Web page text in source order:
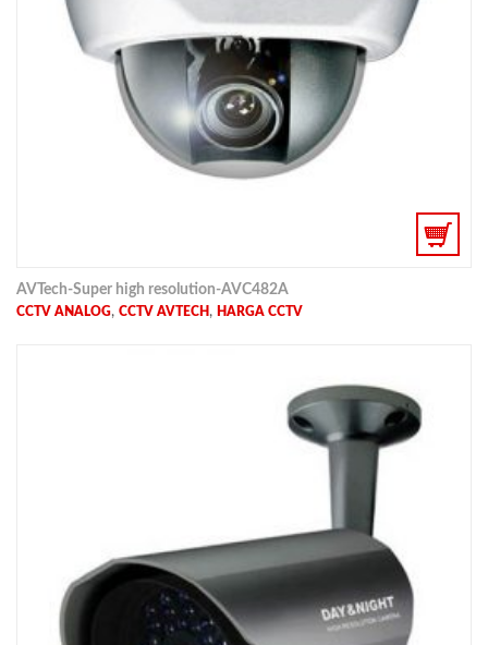
AVTech-Super high resolution-AVC482A
CCTV ANALOG, CCTV AVTECH , HARGA CCTV